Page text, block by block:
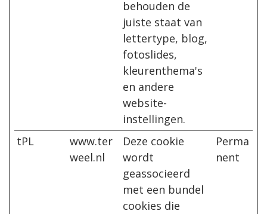
behouden de
juiste staat van
lettertype, blog,
fotoslides,
kleurenthema's
en andere
website-
instellingen.
tPL
www.ter
weel.nl
Deze cookie
wordt
geassocieerd
met een bundel
cookies die
Perma
nent